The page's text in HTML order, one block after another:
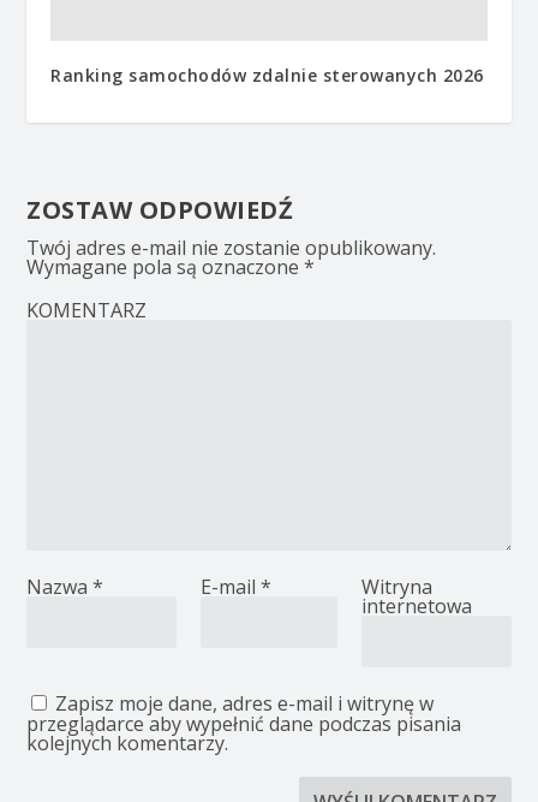
Ranking samochodów zdalnie sterowanych 2026
ZOSTAW ODPOWIEDŹ
Twój adres e-mail nie zostanie opublikowany.
Wymagane pola są oznaczone*
KOMENTARZ
Nazwa* E-mail * Witryna
internetowa
Zapisz moje dane, adres e-mail i witrynę w
przeglądarce aby wypełnić dane podczas pisania
kolejnych komentarzy.